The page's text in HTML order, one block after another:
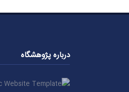
درباره پژوهشگاه